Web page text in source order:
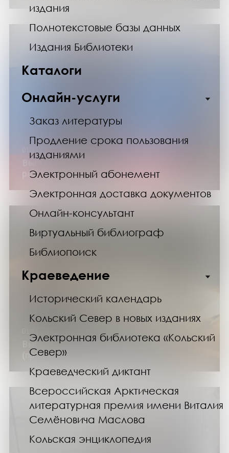
издания
Полнотекстовые базы данных
Издания Библиотеки
Каталоги
Онлайн-услуги
Заказ литературы
Продление срока пользования
изданиями
Электронный абонемент
Электронная доставка документов
Онлайн-консультант
Виртуальный библиограф
Библиопоиск
Краеведение
Исторический календарь
Кольский Север в новых изданиях
Электронная библиотека «Кольский
Север»
Краеведческий диктант
Всероссийская Арктическая
литературная премия имени Виталия
Семёновича Маслова
Кольская энциклопедия
Выставка изданий «История, одетая в
роман» (ко Дню народного единства)
Выставка «Литературная биография»
(проект «ЛИТПРОСВЕТ»)